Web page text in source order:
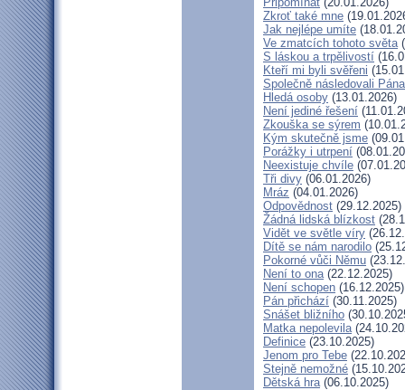
Zkroť také mne
Jak nejlépe umíte
Ve zmatcích tohoto světa
S láskou a trpělivostí
Kteří mi byli svěřeni
Společně následovali Pána
Hledá osoby (13.01.2026)
Není jediné řešení
Zkouška se sýrem
Kým skutečně jsme
Porážky i utrpení
Neexistuje chvíle
Tři divy (06.01.2026)
Mráz (04.01.2026)
Odpovědnost (29.12.2025)
Žádná lidská blízkost
Vidět ve světle víry
Dítě se nám narodilo
Pokorné vůči Němu
Není to ona(22.12.2025)
Není schopen (16.12.2025)
Pán přichází (30.11.2025)
Snášet bližního
Matka nepolevila
Definice (23.10.2025)
Jenom pro Tebe
Stejně nemožné
Dětská hra(06.10.2025)